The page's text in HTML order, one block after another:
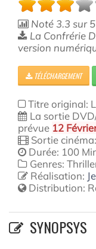
Noté 3.3 sur5
La Confrérie
version
TÉLÉCHARGEMENT
Titre original:
La sortie
prévue 12
Sortie cinéma:
Durée: 100
Genres:
Réalisation:
Distribution:
SYNOPSYS